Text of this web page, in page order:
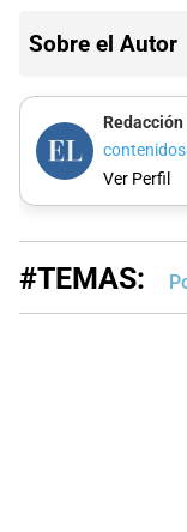
Sobre el Autor
Redacción
Ver Perfil
#TEMAS: